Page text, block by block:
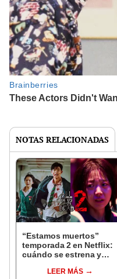
NOTAS RELACIONADAS
“Estamos muertos”
temporada 2 en Netflix:
cuándo se estrena y
temporadaLEER MÁS